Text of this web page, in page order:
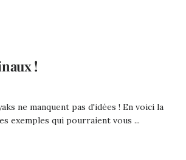
!
ne manquent pas d'idées ! En voici la
exemples qui pourraient vous ...